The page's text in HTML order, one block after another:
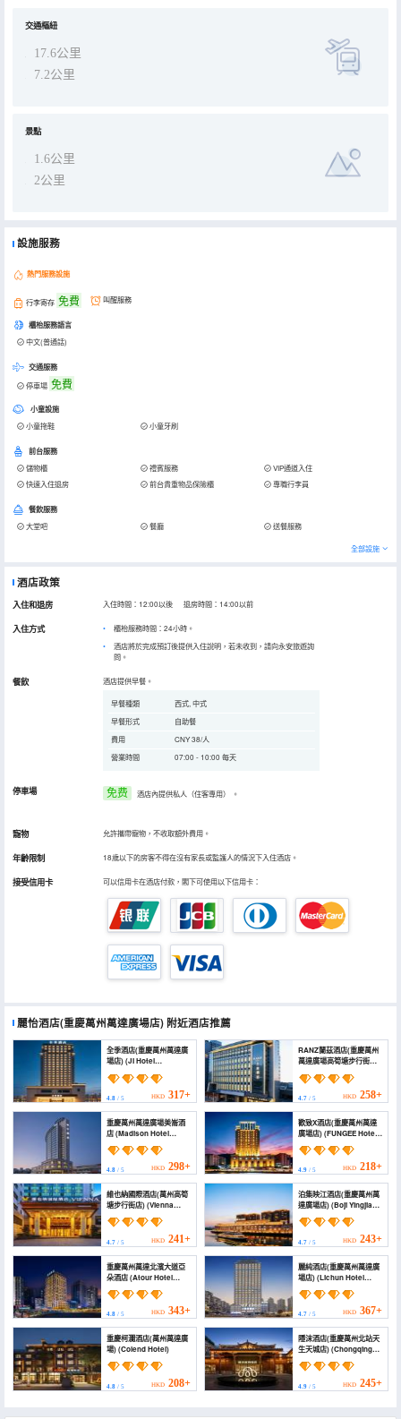
交通樞紐
17.6公里
7.2公里
景點
1.6公里
2公里
設施服務
熱門服務設施
行李寄存 免費 叫醒服務
櫃枱服務語言
中文(普通話)
交通服務
停車場 免費
小童設施
小童拖鞋 小童牙刷
前台服務
儲物櫃 禮賓服務
VIP通道入住
快速入住退房
前台貴重物品保險櫃 專職行李員
餐飲服務
大堂吧 餐廳 送餐服務
全部設施
酒店政策
入住和退房 入住時間：12:00以後 退房時間：14:00以前
入住方式
櫃枱服務時間：24小時。
酒店將於完成預訂後提供入住說明，若未收到，請向永安旅遊詢
問。
餐飲 酒店提供早餐。
早餐種類
西式, 中式
早餐形式
自助餐
費用
CNY 38/人
營業時間
07:00 - 10:00 每天
停車場 免费 酒店內提供私人（住客專用） 。
寵物 允許攜帶寵物，不收取額外費用。
年齡限制 18歲以下的房客不得在沒有家長或監護人的情況下入住酒店。
接受信用卡 可以信用卡在酒店付款，閣下可使用以下信用卡：
麗怡酒店(重慶萬州萬達廣場店) 附近酒店推薦
全季酒店(重慶萬州萬達廣
場店) (JI Hotel
Wanda Plaza))
4.8 / 5 HKD 317+
RANZ蘭茲酒店(重慶萬州
萬達廣場高筍塘步行街店)
Ranz Hotel)
4.7/ 5 HKD 258+
重慶萬州萬達廣場美崙酒
店 (Madison Hotel
Chongqing Wanzhou
Wanda Plaza)
4.8 / 5 HKD 298+
歡致X酒店(重慶萬州萬達
廣場店) (FUNGEE Hotel
(Wanzhou Wanda
Plaza, Chongqing))
4.9/ 5 HKD 218+
維也納國際酒店(萬州高筍
塘步行街店) (Vienna
International Hotel
(Wanzhou Gaosuntang
Pedestrian Street
Branch))
4.7 / 5 HKD 241+
泊集映江酒店(重慶萬州萬
達廣場店) (Boji Yingjiang
Hotel (Chongqing
Wanzhou Wanda
4.7/ 5 HKD 243+
重慶萬州萬達北濱大道亞
朵酒店 (Atour Hotel
Chongqing Wanzhou
Wanda Beibin Avenue)
4.8 / 5 HKD 343+
麗純酒店(重慶萬州萬達廣
場店) (Lichun Hotel
(Wanzhou Branch))
4.7/ 5 HKD 367+
重慶柯瀾酒店(萬州萬達廣
場) (Colend Hotel)
4.8 / 5 HKD 208+
隱沫酒店(重慶萬州北站天
生天城店) (Chongqing
Wanzhou Tiancheng
City Hidden Foam
4.9/ 5 HKD 245+